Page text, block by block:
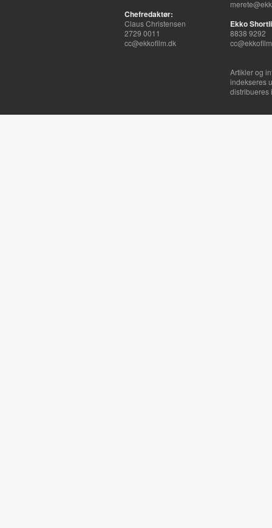
Chefredaktør:
Claus Christensen
2729 0011
cc@ekkofilm.dk
Ekko
8838 9292
Artikler og
indekseres
distribueres